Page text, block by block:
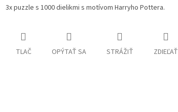
3x puzzle s 1000 dielikmi s motívom Harryho Pottera.
TLAČ OPÝTAŤ SA STRÁŽIŤ ZDIEĽAŤ